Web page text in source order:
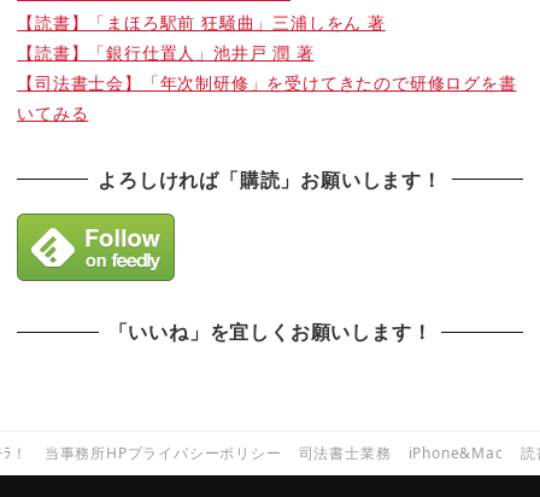
【読書】「まほろ駅前 狂騒曲」三浦しをん 著
【読書】「銀行仕置人」池井戸 潤 著
【司法書士会】「年次制研修」を受けてきたので研修ログを書
いてみる
よろしければ「購読」お願いします！
「いいね」を宜しくお願いします！
！ 当事務所HPプライバシーポリシー 司法書士業務 iPhone&Mac 読